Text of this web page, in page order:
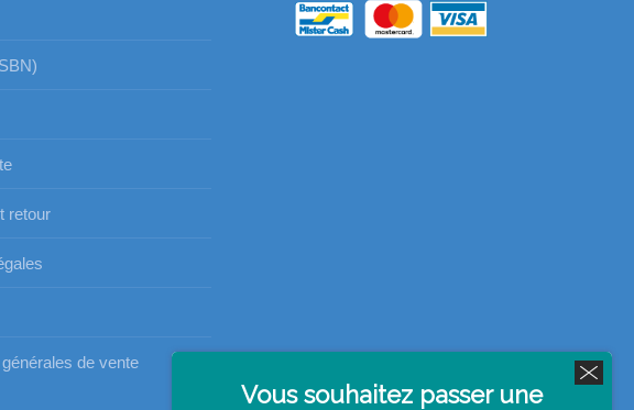
retour
de vente
Vous souhaitez passer une